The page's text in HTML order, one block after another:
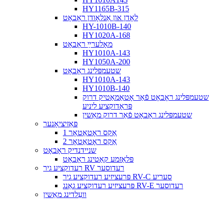
HY1165B-315
לאָדן און אַנלאָודן ראָבאָט
HY-1010B-140
HY1020A-168
מאָלערײַ ראָבאָט
HY1010A-143
HY1050A-200
שטעמפּלינג ראָבאָט
HY1010A-143
HY1010B-140
שטעמפּלינג ראָבאָט פֿאַר אָטאַמאַטיק דרוק
פּראָדוקציע ליניע
שטעמפּלינג ראָבאָט פֿאַר דרוק מאַשין
פּאַזיציאָנער
1 אַקס ראָטאַטאָר
2 אַקס ראָטאַטאָר
שניידנדיק ראָבאָט
פּלאַזמע קאַטינג ראָבאָט
רעדוקציע גיר RV רעדוסער
פּרעציזיע רעדוקציע גיר RV-C סעריע
פּרעציזיע רעדוקציע גאַנג RV-E רעדוסער
וועַלדינג מאַשין